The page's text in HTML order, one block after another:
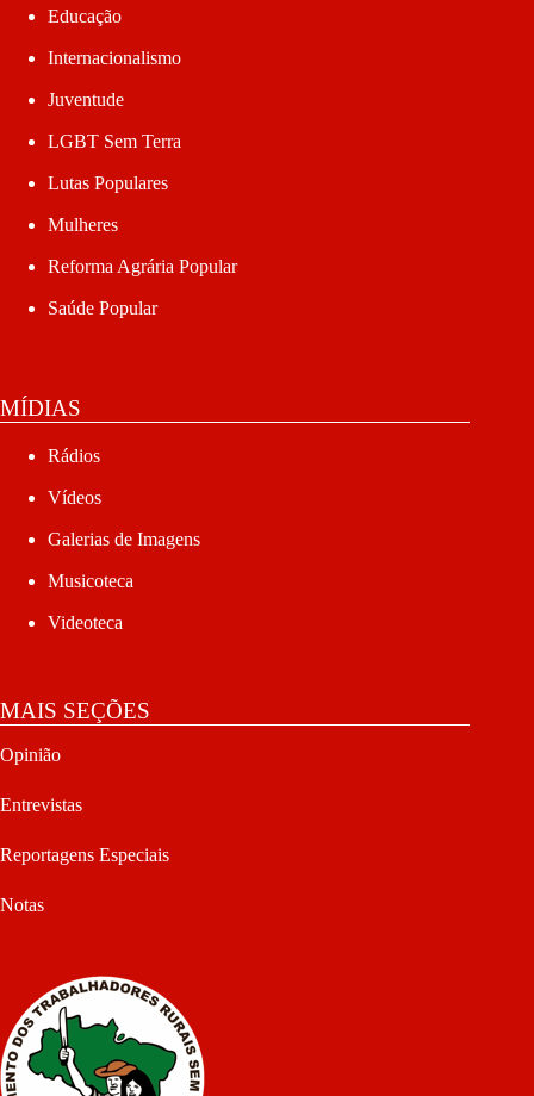
Educação
Internacionalismo
Juventude
LGBT Sem Terra
Lutas Populares
Mulheres
Reforma Agrária Popular
Saúde Popular
MÍDIAS
Rádios
Vídeos
Galerias de Imagens
Musicoteca
Videoteca
MAIS SEÇÕES
Opinião
Entrevistas
Reportagens Especiais
Notas